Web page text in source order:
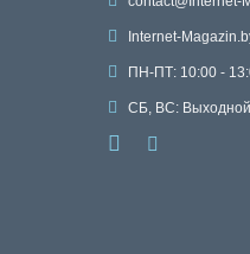
Internet-
ПН-ПТ: 10:00 -
СБ, ВС: Выходной